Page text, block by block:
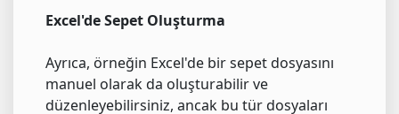
Excel'de Sepet Oluşturma
Ayrıca, örneğin Excel'de bir sepet dosyasını
manuel olarak da oluşturabilir ve
düzenleyebilirsiniz, ancak bu tür dosyaları